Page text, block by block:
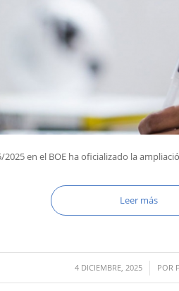
2025 en el BOE ha oficializado la
Leer más
4 DICIEMBRE, 2025
/ POR